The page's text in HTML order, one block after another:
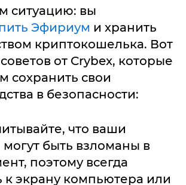
ситуацию: вы
Эфириум и хранить
криптокошелька. Вот
от Crybex, которые
сохранить свои
в безопасности:
что ваши
могут быть взломаны в
поэтому всегда
к экрану компьютера или